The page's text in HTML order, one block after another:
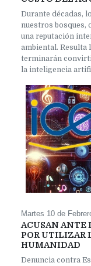
Durante décadas,
nuestros bosques,
una reputación
ambiental.
terminarán
la inteligencia
Martes 10 de
ACUSAN ANTE
POR UTILIZAR
HUMANIDAD
Denuncia contra